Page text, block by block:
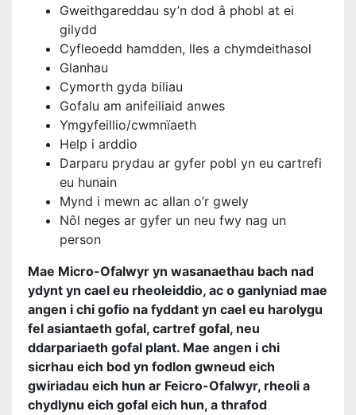
Gweithgareddau sy’n dod â phobl at ei
gilydd
Cyfleoedd hamdden, lles a chymdeithasol
Glanhau
Cymorth gyda biliau
Gofalu am anifeiliaid anwes
Ymgyfeillio/cwmnïaeth
Help i arddio
Darparu prydau ar gyfer pobl yn eu cartrefi
eu hunain
Mynd i mewn ac allan o’r gwely
Nôl neges ar gyfer un neu fwy nag un
person
Mae Micro-Ofalwyr yn wasanaethau bach nad
ydynt yn cael eu rheoleiddio, ac o ganlyniad mae
angen i chi gofio na fyddant yn cael eu harolygu
fel asiantaeth gofal, cartref gofal, neu
ddarpariaeth gofal plant. Mae angen i chi
sicrhau eich bod yn fodlon gwneud eich
gwiriadau eich hun ar Feicro-Ofalwyr, rheoli a
chydlynu eich gofal eich hun, a thrafod